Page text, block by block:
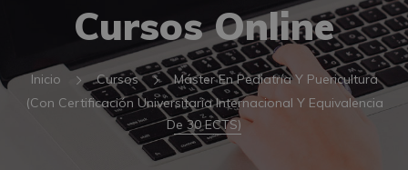
Cursos Online
Inicio Cursos
Máster En Pediatría Y Puericultura
(Con Certificación Universitaria Internacional Y Equivalencia
De 30 ECTS)